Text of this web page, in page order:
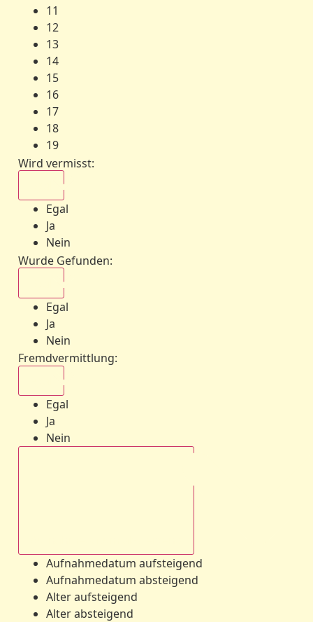
11
12
13
14
15
16
17
18
19
Wird vermisst:
Egal
Ja
Nein
Wurde Gefunden:
Egal
Ja
Nein
Fremdvermittlung:
Egal
Ja
Nein
Aufnahmedatum aufsteigend
Aufnahmedatum absteigend
Alter aufsteigend
Alter absteigend